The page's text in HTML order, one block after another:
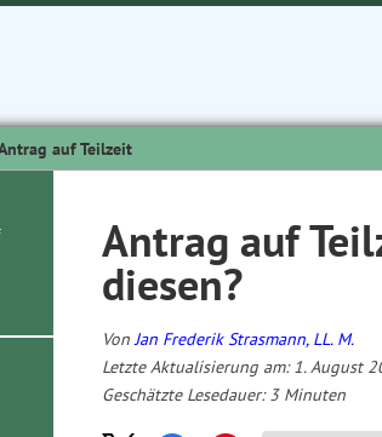
auf Teilzeit
Antrag auf
diesen?
VonJan Frederik Strasmann, LL. M.
Letzte Aktualisierung am: 1. August
Geschätzte Lesedauer: 3 Minuten